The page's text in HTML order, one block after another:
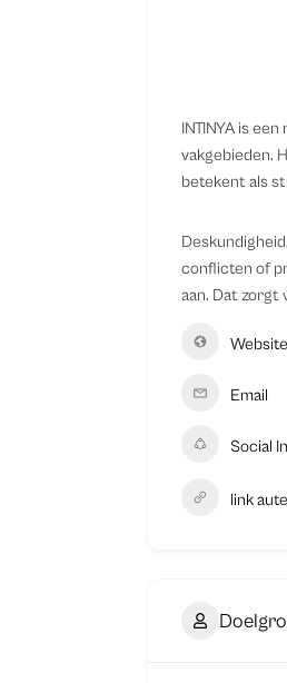
INTINYA is
vakgebieden.
betekent als
conflicten of
aan. Dat zorgt
Website
Email
Social
link